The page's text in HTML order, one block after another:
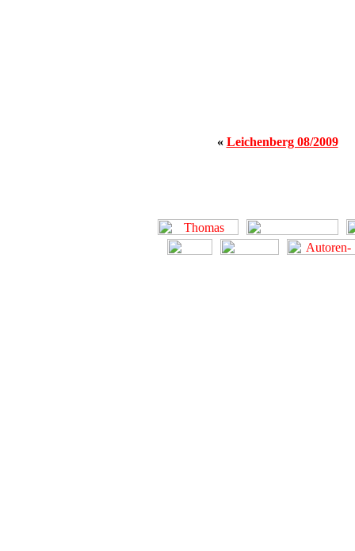
« Leichenberg 08/2009